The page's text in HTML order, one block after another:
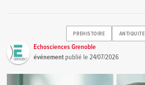
PREHISTOIRE ANTIQUITE
Echosciences Grenoble
événement publié le24/07/2026